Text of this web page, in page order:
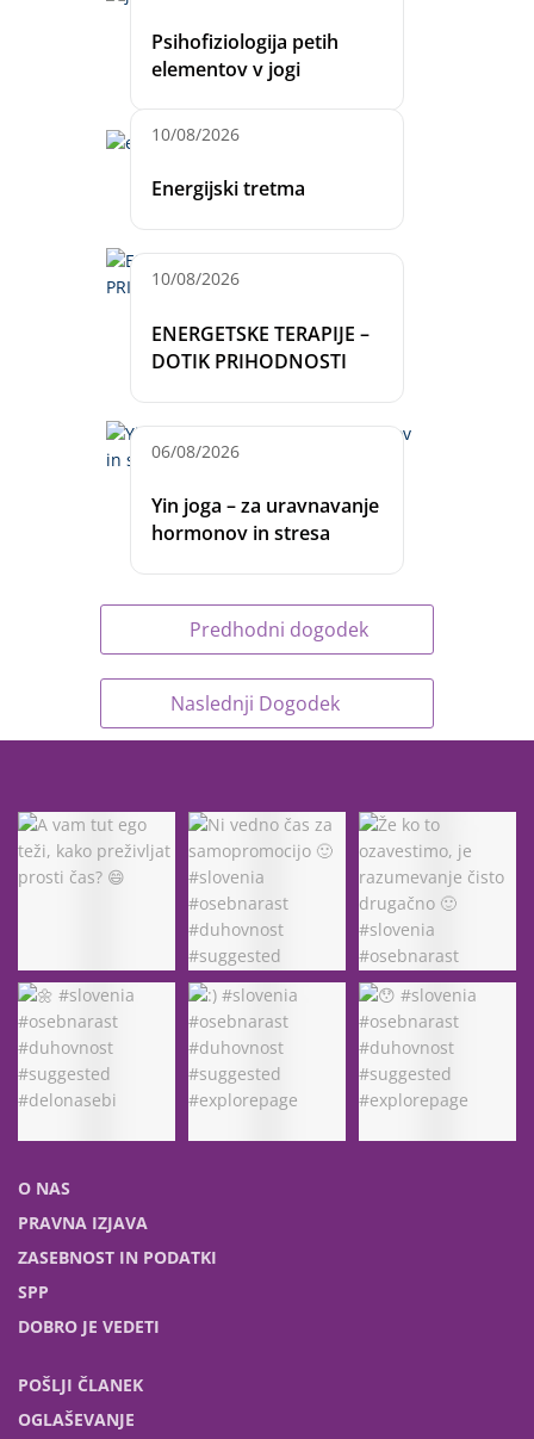
Psihofiziologija petih
elementov v jogi
10/08/2026
Energijski tretma
10/08/2026
ENERGETSKE TERAPIJE –
DOTIK PRIHODNOSTI
06/08/2026
Yin joga – za uravnavanje
hormonov in stresa
Predhodni dogodek
Naslednji Dogodek
O NAS
PRAVNA IZJAVA
ZASEBNOST IN PODATKI
SPP
DOBRO JE VEDETI
POŠLJI ČLANEK
OGLAŠEVANJE